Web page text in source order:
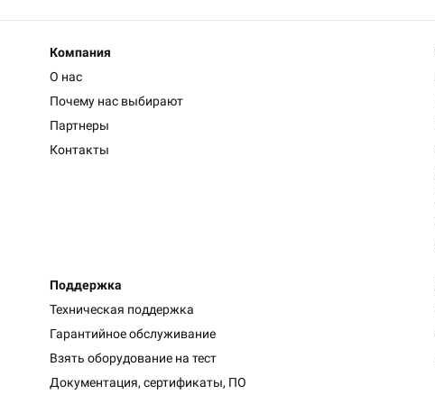
Компания
О нас
Почему нас выбирают
Партнеры
Контакты
Поддержка
Техническая поддержка
Гарантийное обслуживание
Взять оборудование на тест
Документация, сертификаты, ПО